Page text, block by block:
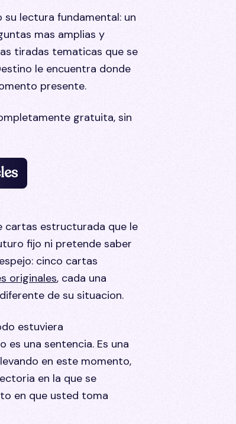
lectura fundamental: un
mas amplias y
tiradas tematicas que se
le encuentra donde
presente.
gratuita, sin
cartas estructurada que le
fijo ni pretende saber
cinco cartas
originales, cada una
de su situacion.
estuviera
una sentencia. Es una
en este momento,
en la que se
en que usted toma